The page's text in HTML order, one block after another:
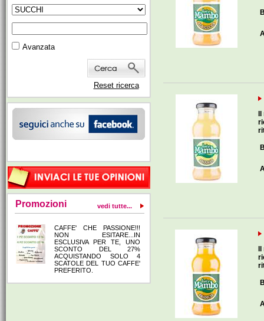
Avanzata
Reset ricerca
Promozioni vedi tutte...
CAFFE' CHE PASSIONE!!!
NON ESITARE...IN
ESCLUSIVA PER TE, UNO
SCONTO DEL 27%
ACQUISTANDO SOLO 4
SCATOLE DEL TUO CAFFE'
PREFERITO.